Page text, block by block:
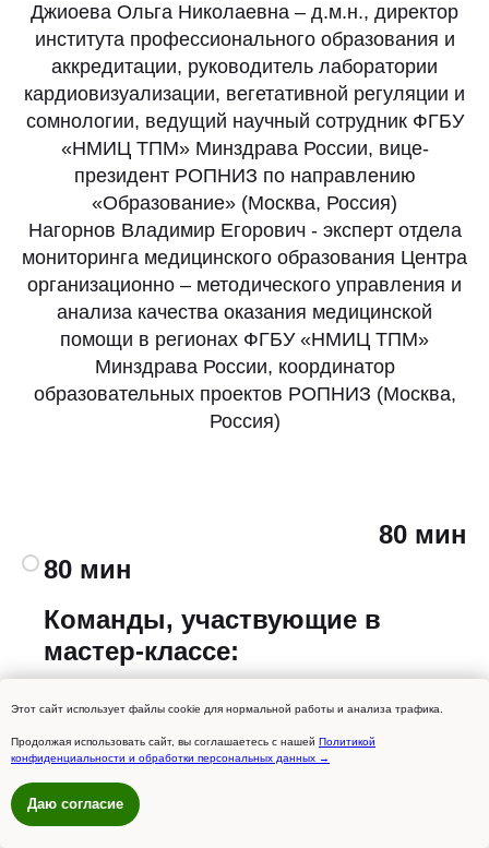
Джиоева Ольга Николаевна – д.м.н., директор
института профессионального образования и
аккредитации, руководитель лаборатории
кардиовизуализации, вегетативной регуляции и
сомнологии, ведущий научный сотрудник ФГБУ
«НМИЦ ТПМ» Минздрава России, вице-
президент РОПНИЗ по направлению
«Образование» (Москва, Россия)
Нагорнов Владимир Егорович - эксперт отдела
мониторинга медицинского образования Центра
организационно – методического управления и
анализа качества оказания медицинской
помощи в регионах ФГБУ «НМИЦ ТПМ»
Минздрава России, координатор
образовательных проектов РОПНИЗ (Москва,
Россия)
80 мин
80 мин
Команды, участвующие в
мастер-классе:
1) «МЕЧтатели», (ФГБОУ ВО
СЗГМУ им. И.И. Мечникова
Минздрава России)
Капитан
Этот сайт использует файлы cookie для нормальной работы и анализа трафика.
Продолжая использовать сайт, вы соглашаетесь с нашей Политикой
конфиденциальности и обработки персональных данных →
Даю согласие